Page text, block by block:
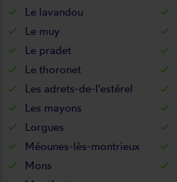
Le lavandou
Le muy
Le pradet
Le thoronet
Les adrets-de-l'estérel
Les mayons
Lorgues
Méounes-lès-montrieux
Mons